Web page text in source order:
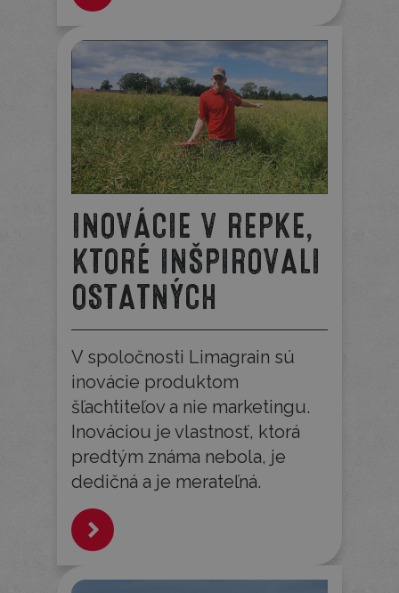
INOVÁCIE V REPKE,
KTORÉ INŠPIROVALI
OSTATNÝCH
V spoločnosti Limagrain sú
inovácie produktom
šľachtiteľov a nie marketingu.
Inováciou je vlastnosť, ktorá
predtým známa nebola, je
dedičná a je merateľná.